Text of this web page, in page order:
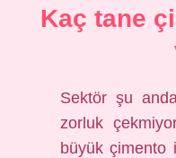
Kaç tane
Sektör şu
zorluk
büyük çimento